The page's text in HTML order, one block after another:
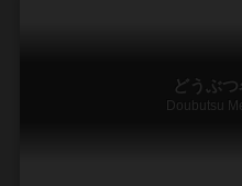
どうぶ
Doubutsu